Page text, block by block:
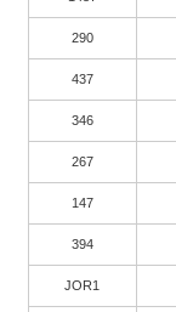
290
437
346
267
147
394
JOR1